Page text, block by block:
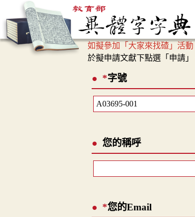
如擬參加「大家來找碴」活動
於擬申請文獻下點選「申請」
*字號
您的稱呼
*您的Email